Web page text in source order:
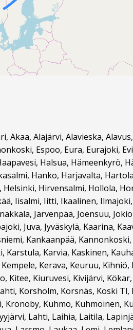
Akaa, Alajärvi, Alavieska,
Espoo, Eura, Eurajoki,
Halsua, Hämeenkyrö,
Hanko, Harjavalta,
Helsinki, Hirvensalmi, Hollola,
Iisalmi, Iitti, Ikaalinen,
Järvenpää, Joensuu,
Juva, Jyväskylä, Kaarina,
Kankaanpää,
Karstula, Karvia, Kaskinen,
Kerava, Keuruu,
Kitee, Kiuruvesi, Kivijärvi,
Korsholm, Korsnäs, Koski Tl,
Kronoby, Kuhmo, Kuhmoinen,
Lahti, Laihia, Laitila,